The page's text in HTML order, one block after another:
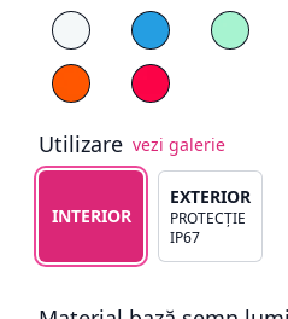
Alege culoare silicon
Alb Albastru Cyan
PortocaliuRoșu
Utilizare vezi galerie
Alege tipul de utilizare
INTERIOR
EXTERIOR
PROTECȚIE
IP67